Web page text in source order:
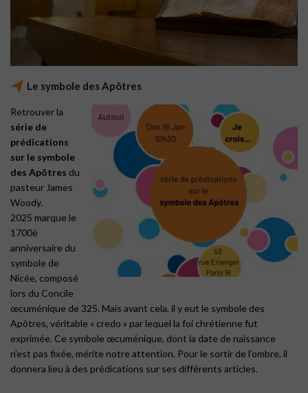
Le symbole des Apôtres
Retrouver la
série de
prédications
sur le symbole
des Apôtres du
pasteur James
Woody.
2025 marque le
1700è
anniversaire du
symbole de
Nicée, composé
lors du Concile
œcuménique de 325. Mais avant cela, il y eut le symbole des
Apôtres, véritable « credo » par lequel la foi chrétienne fut
exprimée. Ce symbole œcuménique, dont la date de naissance
n’est pas fixée, mérite notre attention. Pour le sortir de l’ombre, il
donnera lieu à des prédications sur ses différents articles.